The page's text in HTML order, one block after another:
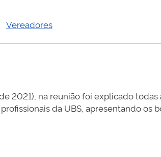
Vereadores
2021), na reunião foi explicado todas
da UBS, apresentando os